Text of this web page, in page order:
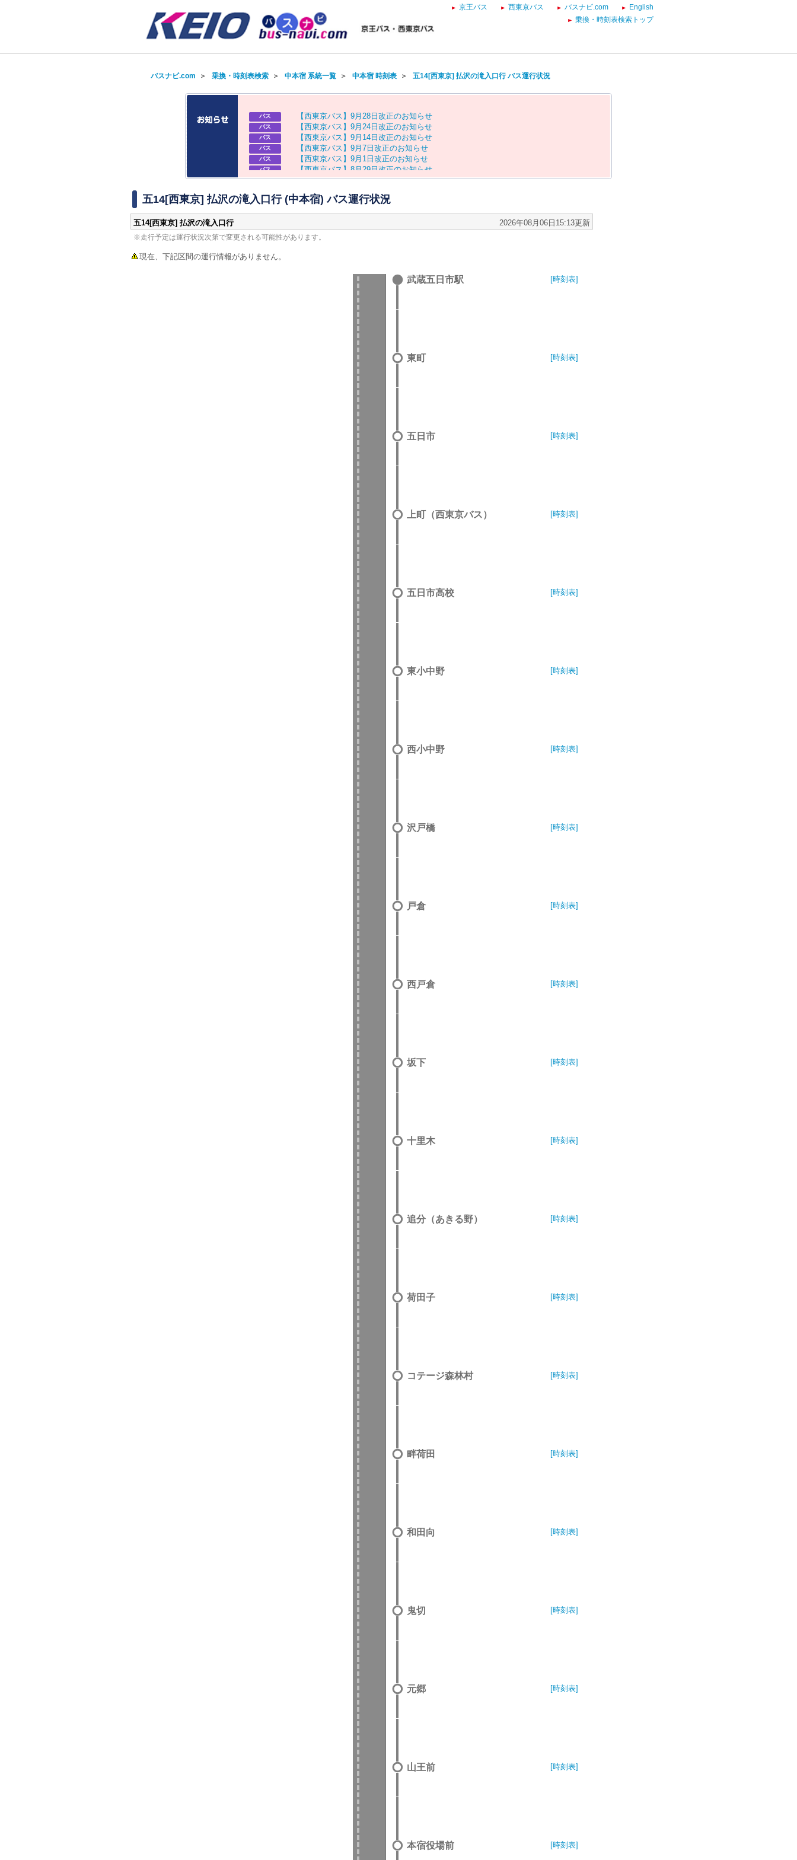
京王バス 西東京バス バスナビ.com
English
乗換・時刻表検索トップ
バスナビ.com ＞ 乗換・時刻表検索＞ 中本宿 系統一覧＞ 中本宿 時刻表＞ 五14[西東京] 払沢の滝入口行 バス運行状況
バス 【西東京バス 】 9月 28 日 改正のお知 らせ
バス 【西東京バス 】 9月 24 日 改正のお知 らせ
バス 【西東京バス 】 9月 14 日 改正のお知 らせ
バス 【西東京バス 】 9月 7 日 改正のお知 らせ
バス 【西東京バス 】 9月 1 日 改正のお知 らせ
バス 【西東京バス 】 8 月 29日改正のお知 らせ
バス 【京王バス】お盆ダイヤのお知らせ
五14[西東京] 払沢の滝入口行 (中本宿) バス運行状況
五14[西東京] 払沢の滝入口行 2026年08月06日15:13更新
※走行予定は運行状況次第で変更される可能性があります。
現在、下記区間の運行情報がありません。
武蔵五日市駅 [時刻表]
東町 [時刻表]
五日市 [時刻表]
上町（西東京バス） [時刻表]
五日市高校 [時刻表]
東小中野 [時刻表]
西小中野 [時刻表]
沢戸橋 [時刻表]
戸倉 [時刻表]
西戸倉 [時刻表]
坂下 [時刻表]
十里木 [時刻表]
追分（あきる野） [時刻表]
荷田子 [時刻表]
コテージ森林村 [時刻表]
畔荷田 [時刻表]
和田向 [時刻表]
鬼切 [時刻表]
元郷 [時刻表]
山王前 [時刻表]
本宿役場前 [時刻表]